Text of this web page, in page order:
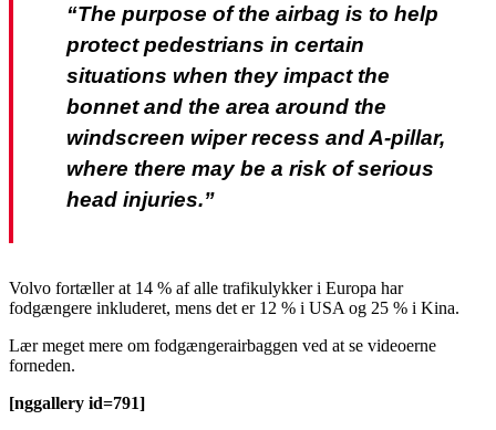
“The purpose of the airbag is to help
protect pedestrians in certain
situations when they impact the
bonnet and the area around the
windscreen wiper recess and A-pillar,
where there may be a risk of serious
head injuries.”
Volvo fortæller at 14 % af alle trafikulykker i Europa har
fodgængere inkluderet, mens det er 12 % i USA og 25 % i Kina.
Lær meget mere om fodgængerairbaggen ved at se videoerne
forneden.
[nggallery id=791]